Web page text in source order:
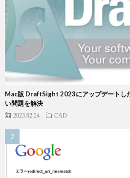
Mac版 DraftSight 2023にアップデートし
い問題を解決
2023.02.24 CAD